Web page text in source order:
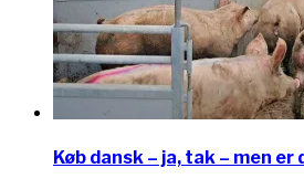
Køb dansk – ja, tak – men